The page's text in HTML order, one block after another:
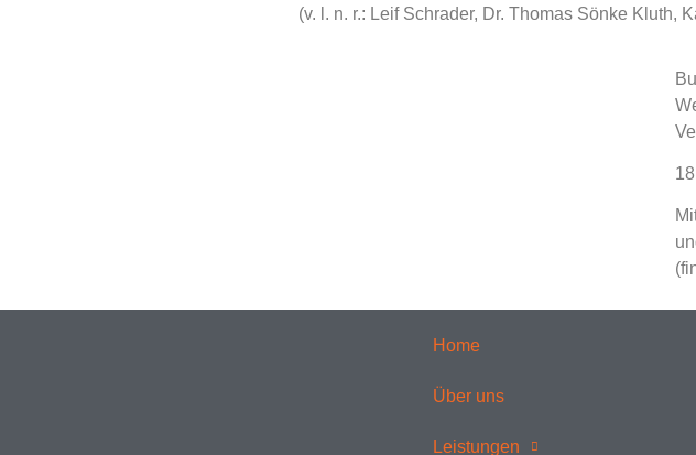
(v. l. n. r.: Leif Schrader, Dr. Thomas Sönke Kluth,
Home
Über uns
Leistungen